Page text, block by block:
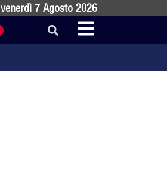
venerdì 7 Agosto 2026